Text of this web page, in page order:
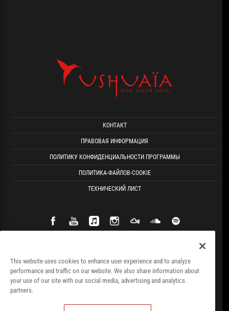
КОНТАКТ
ПРАВОВАЯ ИНФОРМАЦИЯ
ПОЛИТИКУ КОНФИДЕНЦИАЛЬНОСТИ ПРОГРАММЫ
ПОЛИТИКА-ФАЙЛОВ-COOKIE
ТЕХНИЧЕСКИЙ ЛИСТ
This website uses cookies to enhance user experience and to analyze
performance and traffic on our website. We also share information about
your use of our site with our social media, advertising and analytics
partners.